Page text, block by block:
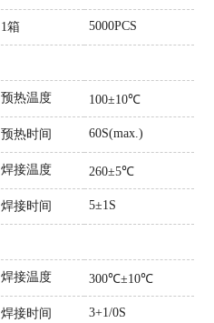
1箱 5000PCS
预热温度 100±10℃
预热时间 60S(max.)
焊接温度 260±5℃
焊接时间 5±1S
焊接温度 300℃±10℃
焊接时间 3+1/0S